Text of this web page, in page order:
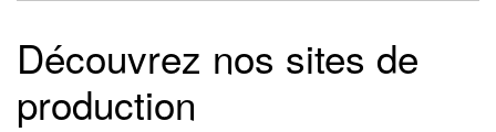
Découvrez nos sites de
production